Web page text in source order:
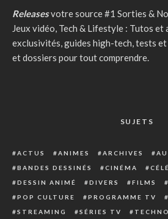
Releasesvotre source #1 Sorties &
Jeux vidéo, Tech & Lifestyle : Tutos et
exclusivités, guides high-tech, tests
et dossiers pour tout comprendre.
SUJETS
ACTUS ANIMES ARCHIVES
BANDES DESSINÉS
CINÉMA
DESSIN ANIMÉ
DIVERS FILMS
POP CULTURE
PROGRAMME TV
STREAMING
SÉRIES TV